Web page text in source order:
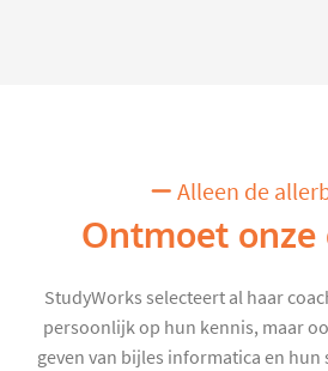
Alleen de
Ontmoet onze
StudyWorks selecteert al haar
persoonlijk op hun kennis, maar
geven van bijles informatica en hun